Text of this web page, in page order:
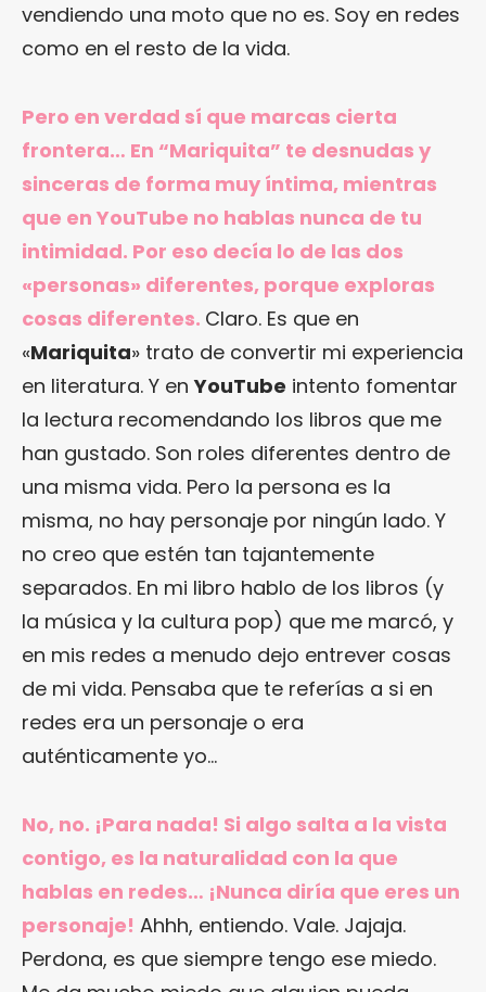
vendiendo una moto que no es. Soy en redes
como en el resto de la vida.
Pero en verdad sí que marcas cierta
frontera… En “Mariquita” te desnudas y
sinceras de forma muy íntima, mientras
que en YouTube no hablas nunca de tu
intimidad. Por eso decía lo de las dos
«personas» diferentes, porque exploras
cosas diferentes. Claro. Es que en
«Mariquita» trato de convertir mi experiencia
en literatura. Y enYouTube intento fomentar
la lectura recomendando los libros que me
han gustado. Son roles diferentes dentro de
una misma vida. Pero la persona es la
misma, no hay personaje por ningún lado. Y
no creo que estén tan tajantemente
separados. En mi libro hablo de los libros (y
la música y la cultura pop) que me marcó, y
en mis redes a menudo dejo entrever cosas
de mi vida. Pensaba que te referías a si en
redes era un personaje o era
auténticamente yo…
No, no. ¡Para nada! Si algo salta a la vista
contigo, es la naturalidad con la que
hablas en redes… ¡Nunca diría que eres un
personaje! Ahhh, entiendo. Vale. Jajaja.
Perdona, es que siempre tengo ese miedo.